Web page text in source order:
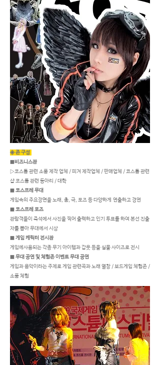
◈ 존 구성
■비즈니스관
▷코스튬 관련 소품 제작 업체 / 피겨 제작업체 / 판매업체 / 코스튬 관련
샵 코스튬 관련 동아리 / 대학
■코스프레 무대
게임속의 주요장면을 노래, 춤, 극, 포즈 등 다양하게 연출하고 경연
■코스프레 포즈
관람객들이 즉석에서 사진을 찍어 출력하고 인기 투표를 하여 본선 진출
자를 뽑아 무대에서 시상
■게임 캐릭터 전시관
게임에사용되는 각종 무기 아이템과 갑옷 등을 실물 사이즈로 전시
■무대 공연 및 체험존 이벤트 무대 공연
​게임과 음악이라는 주제로 게임 관련곡과 노래 열창 / 보드게임 체험존 /
소품 체험